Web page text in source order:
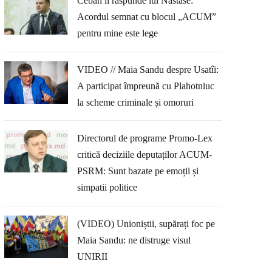
Acordul semnat cu blocul „ACUM”
pentru mine este lege
VIDEO // Maia Sandu despre Usatîi:
A participat împreună cu Plahotniuc
la scheme criminale și omoruri
Directorul de programe Promo-Lex
critică deciziile deputaților ACUM-
PSRM: Sunt bazate pe emoții și
simpatii politice
(VIDEO) Unioniștii, supărați foc pe
Maia Sandu: ne distruge visul
UNIRII